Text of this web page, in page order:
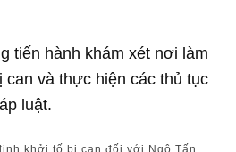
tiến hành khám xét nơi làm
và thực hiện các thủ tục
luật.
khởi tố bị can đối với Ngô Tấn